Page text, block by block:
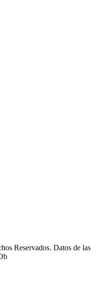
Reservados. Datos de las